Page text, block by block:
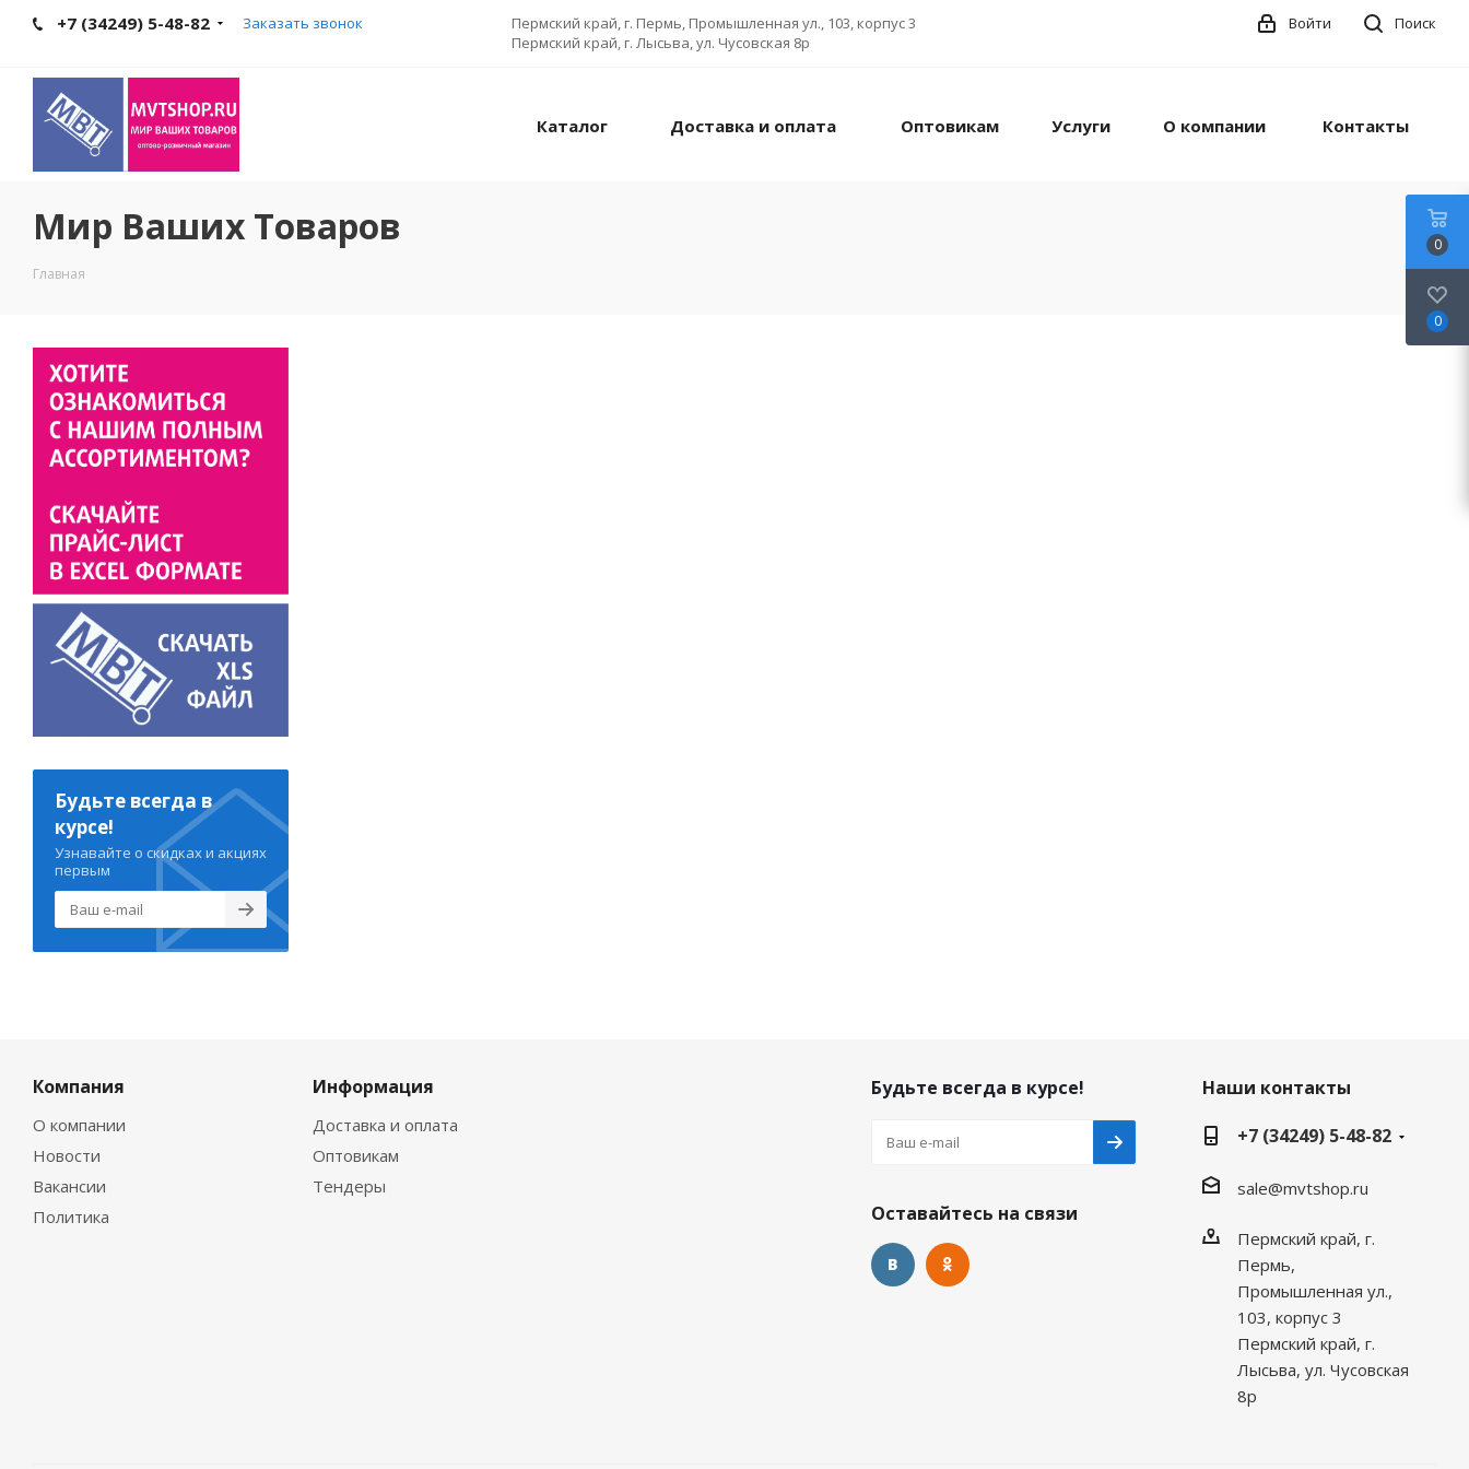
+7 (34249) 5-48-82 Заказать звонок
Пермский край, г. Пермь, Промышленная ул., 103, корпус 3
Пермский край, г. Лысьва, ул. Чусовская 8р
Поиск
Войти
Каталог Доставка и оплата Оптовикам Услуги О компании Контакты
Мир Ваших Товаров
Главная
Будьте всегда в
курсе!
Узнавайте о скидках и акциях
первым
Компания
О компании
Новости
Вакансии
Политика
Информация
Доставка и оплата
Оптовикам
Тендеры
Будьте всегда в курсе!
Оставайтесь на связи
Наши контакты
+7 (34249) 5-48-82
sale@mvtshop.ru
Пермский край, г.
Пермь,
Промышленная ул.,
103, корпус 3
Пермский край, г.
Лысьва, ул. Чусовская
8р
0
0